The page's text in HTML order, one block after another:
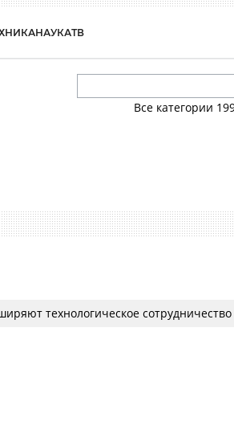
НАУКАТВ
Все категории
технологическое сотрудничество